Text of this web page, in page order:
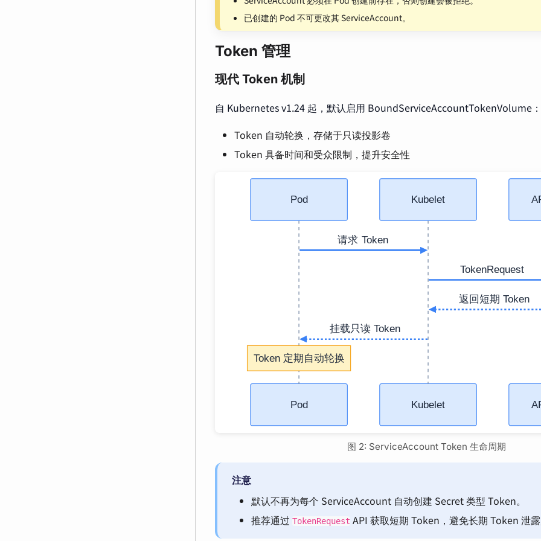
已创建的 Pod 不可更改其 ServiceAccount。
Token 管理
现代 Token 机制
自 Kubernetes v1.24 起，默认启用 BoundServiceAccountTokenVolume：
Token 自动轮换，存储于只读投影卷
Token 具备时间和受众限制，提升安全性
图 2: ServiceAccount Token 生命周期
注意
默认不再为每个 ServiceAccount 自动创建 Secret 类型 Token。
推荐通过 TokenRequest API 获取短期 Token，避免长期 Token 泄